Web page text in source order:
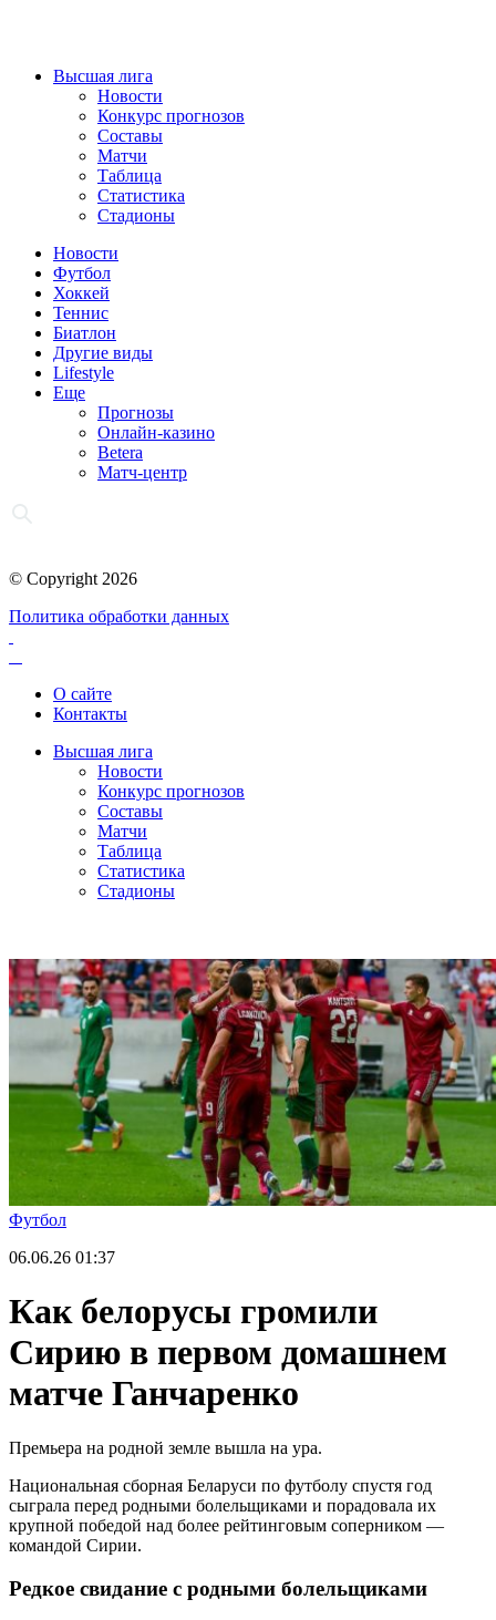
Высшая лига
Новости
Конкурс прогнозов
Составы
Матчи
Таблица
Статистика
Стадионы
Новости
Футбол
Хоккей
Теннис
Биатлон
Другие виды
Lifestyle
Еще
Прогнозы
Онлайн-казино
Betera
Матч-центр
© Copyright 2026
Политика обработки данных
О сайте
Контакты
Высшая лига
Новости
Конкурс прогнозов
Составы
Матчи
Таблица
Статистика
Стадионы
Футбол
06.06.26 01:37
Как белорусы громили
Сирию в первом домашнем
матче Ганчаренко
Премьера на родной земле вышла на ура.
Национальная сборная Беларуси по футболу спустя год
сыграла перед родными болельщиками и порадовала их
крупной победой над более рейтинговым соперником —
командой Сирии.
Редкое свидание с родными болельщиками